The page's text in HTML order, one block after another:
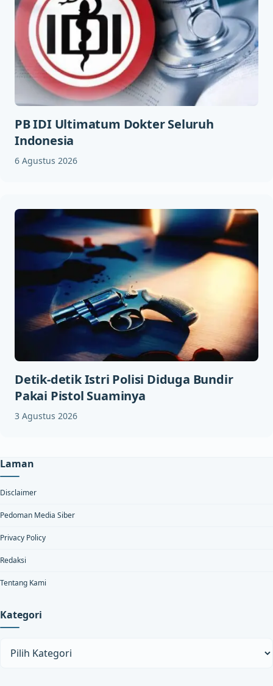
PB IDI Ultimatum Dokter Seluruh
Indonesia
6 Agustus 2026
Detik-detik Istri Polisi Diduga Bundir
Pakai Pistol Suaminya
3 Agustus 2026
Laman
Disclaimer
Pedoman Media Siber
Privacy Policy
Redaksi
Tentang Kami
Kategori